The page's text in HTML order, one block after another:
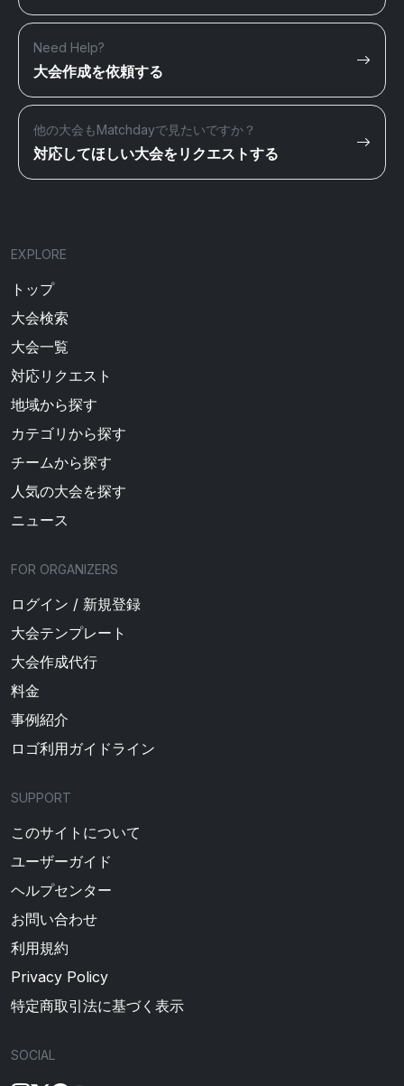
Need Help?
大会作成を依頼する
他の大会もMatchdayで見たいですか？
対応してほしい大会をリクエストする
EXPLORE
トップ
大会検索
大会一覧
対応リクエスト
地域から探す
カテゴリから探す
チームから探す
人気の大会を探す
ニュース
FOR ORGANIZERS
ログイン / 新規登録
大会テンプレート
大会作成代行
料金
事例紹介
ロゴ利用ガイドライン
SUPPORT
このサイトについて
ユーザーガイド
ヘルプセンター
お問い合わせ
利用規約
Privacy Policy
特定商取引法に基づく表示
SOCIAL